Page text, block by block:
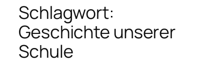
Schlagwort:
Geschichte unserer
Schule